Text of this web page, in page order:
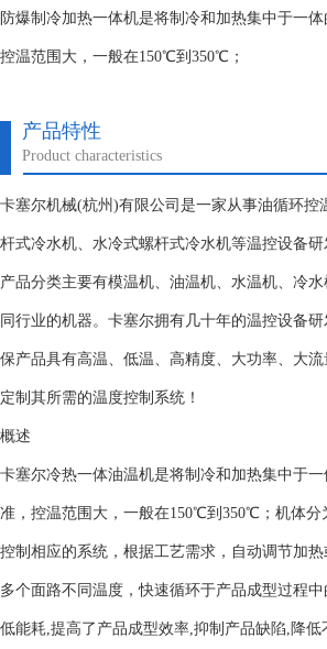
防爆制冷加热一体机是将制冷和加热集中于一
控温范围大，一般在150℃到350℃；
产品特性
Product characteristics
卡塞尔机械(杭州)有限公司是一家从事油循环
杆式冷水机、水冷式螺杆式冷水机等温控设备
产品分类主要有模温机、油温机、水温机、冷
同行业的机器。卡塞尔拥有几十年的温控设备
保产品具有高温、低温、高精度、大功率、大
定制其所需的温度控制系统！
概述
卡塞尔冷热一体油温机是将制冷和加热集中于
准，控温范围大，一般在150℃到350℃；机体分
控制相应的系统，根据工艺需求，自动调节加
多个面路不同温度，快速循环于产品成型过程
低能耗,提高了产品成型效率,抑制产品缺陷,降